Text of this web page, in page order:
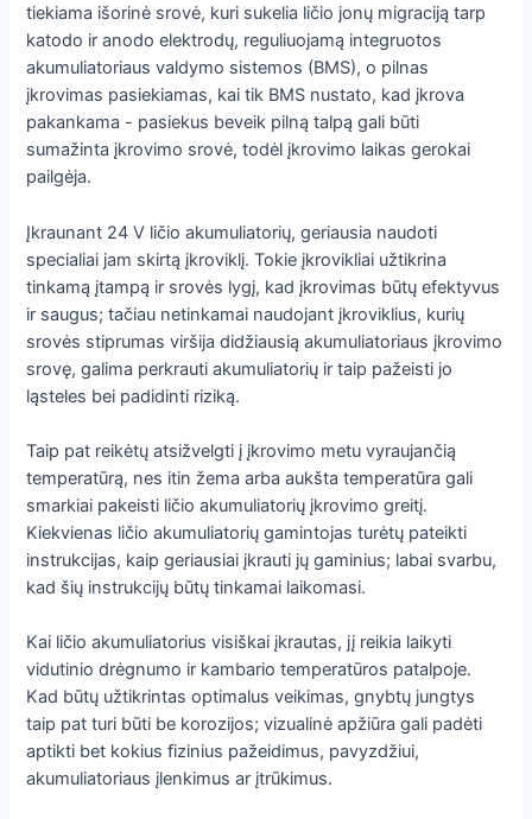
tiekiama išorinė srovė, kuri sukelia ličio jonų migraciją tarp
katodo ir anodo elektrodų, reguliuojamą integruotos
akumuliatoriaus valdymo sistemos (BMS), o pilnas
įkrovimas pasiekiamas, kai tik BMS nustato, kad įkrova
pakankama - pasiekus beveik pilną talpą gali būti
sumažinta įkrovimo srovė, todėl įkrovimo laikas gerokai
pailgėja.
Įkraunant 24 V ličio akumuliatorių, geriausia naudoti
specialiai jam skirtą įkroviklį. Tokie įkrovikliai užtikrina
tinkamą įtampą ir srovės lygį, kad įkrovimas būtų efektyvus
ir saugus; tačiau netinkamai naudojant įkroviklius, kurių
srovės stiprumas viršija didžiausią akumuliatoriaus įkrovimo
srovę, galima perkrauti akumuliatorių ir taip pažeisti jo
ląsteles bei padidinti riziką.
Taip pat reikėtų atsižvelgti į įkrovimo metu vyraujančią
temperatūrą, nes itin žema arba aukšta temperatūra gali
smarkiai pakeisti ličio akumuliatorių įkrovimo greitį.
Kiekvienas ličio akumuliatorių gamintojas turėtų pateikti
instrukcijas, kaip geriausiai įkrauti jų gaminius; labai svarbu,
kad šių instrukcijų būtų tinkamai laikomasi.
Kai ličio akumuliatorius visiškai įkrautas, jį reikia laikyti
vidutinio drėgnumo ir kambario temperatūros patalpoje.
Kad būtų užtikrintas optimalus veikimas, gnybtų jungtys
taip pat turi būti be korozijos; vizualinė apžiūra gali padėti
aptikti bet kokius fizinius pažeidimus, pavyzdžiui,
akumuliatoriaus įlenkimus ar įtrūkimus.